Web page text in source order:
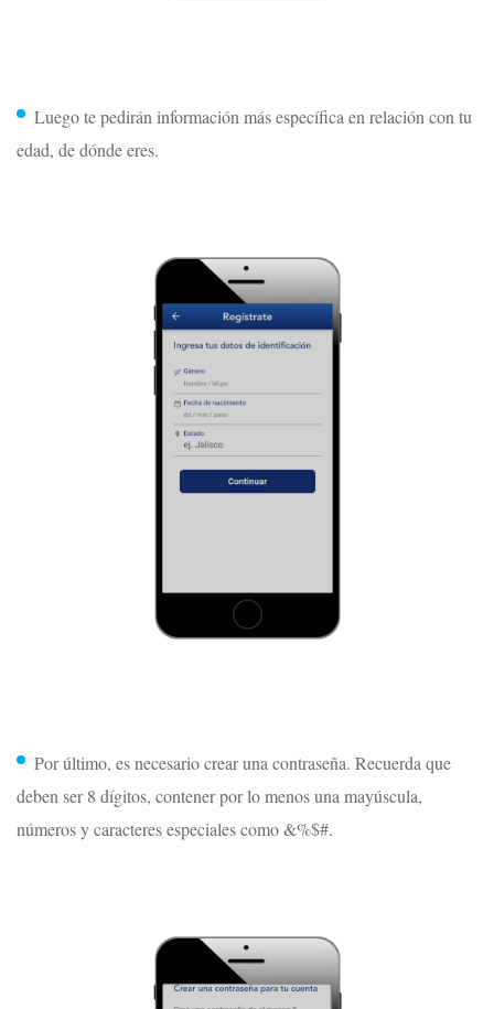
Luego te pedirán información más específica en relación con tu
edad, de dónde eres.
Por último, es necesario crear una contraseña. Recuerda que
deben ser 8 dígitos, contener por lo menos una mayúscula,
números y caracteres especiales como &%$#.